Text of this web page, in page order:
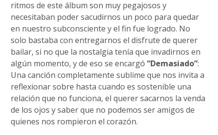
ritmos de este álbum son muy pegajosos y
necesitaban poder sacudirnos un poco para quedar
en nuestro subconsciente y el fin fue logrado. No
solo bastaba con entregarnos el disfrute de querer
bailar, si no que la nostalgia tenía que invadirnos en
algún momento, y de eso se encargó“Demasiado”:
Una canción completamente sublime que nos invita a
reflexionar sobre hasta cuando es sostenible una
relación que no funciona, el querer sacarnos la venda
de los ojos y saber que no podemos ser amigos de
quienes nos rompieron el corazón.